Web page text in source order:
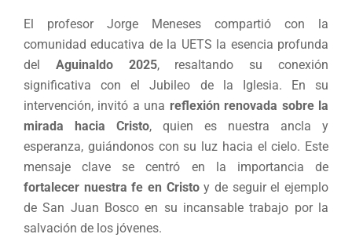
El profesor Jorge Meneses compartió con la
comunidad educativa de la UETS la esencia profunda
del Aguinaldo 2025, resaltando su conexión
significativa con el Jubileo de la Iglesia. En su
intervención, invitó a una reflexión renovada sobre la
mirada hacia Cristo, quien es nuestra ancla y
esperanza, guiándonos con su luz hacia el cielo. Este
mensaje clave se centró en la importancia de
fortalecer nuestra fe en Cristoy de seguir el ejemplo
de San Juan Bosco en su incansable trabajo por la
salvación de los jóvenes.